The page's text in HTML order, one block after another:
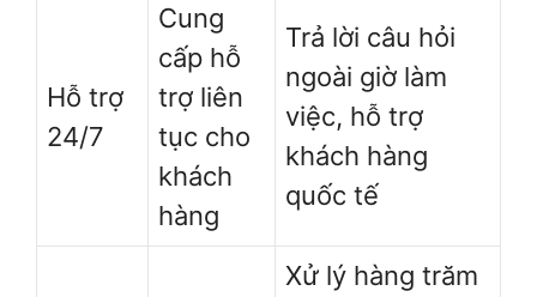
Hỗ trợ
24/7
Cung
cấp hỗ
trợ liên
tục cho
khách
hàng
Trả lời câu hỏi
ngoài giờ làm
việc, hỗ trợ
khách hàng
quốc tế
Xử lý hàng trăm